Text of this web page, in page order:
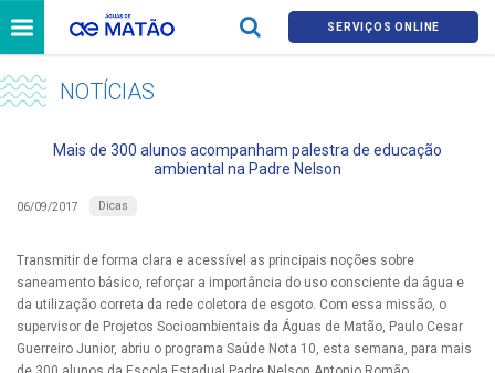
SERVIÇOS ONLINE
NOTÍCIAS
Mais de 300 alunos acompanham palestra de educação
ambiental na Padre Nelson
06/09/2017 Dicas
Transmitir de forma clara e acessível as principais noções sobre
saneamento básico, reforçar a importância do uso consciente da água e
da utilização correta da rede coletora de esgoto. Com essa missão, o
supervisor de Projetos Socioambientais da Águas de Matão, Paulo Cesar
Guerreiro Junior, abriu o programa Saúde Nota 10, esta semana, para mais